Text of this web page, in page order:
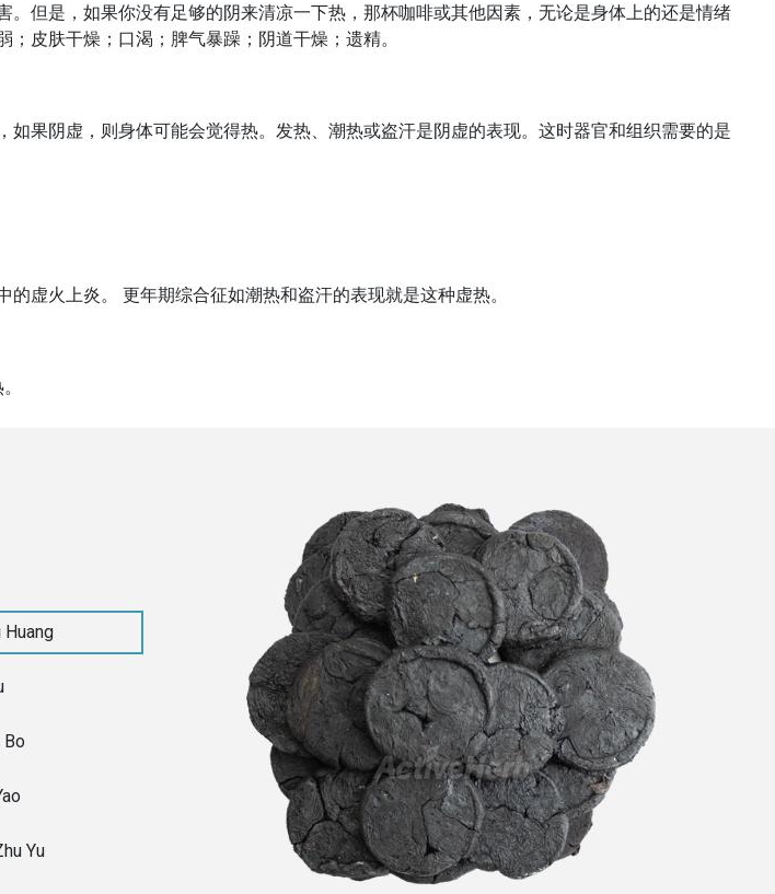
但是，如果你没有足够的阴来清凉一下热，那杯咖啡或其他因素，无论是身体上的还是情绪
皮肤干燥；口渴；脾气暴躁；阴道干燥；遗精。
果阴虚，则身体可能会觉得热。发热、潮热或盗汗是阴虚的表现。这时器官和组织需要的是
虚火上炎。 更年期综合征如潮热和盗汗的表现就是这种虚热。
Huang
Bo
Yu